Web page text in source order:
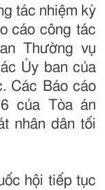
tác nhiệm kỳ
cáo công tác
Thường vụ
Ủy ban của
Các Báo cáo
của Tòa án
nhân dân tối
hội tiếp tục